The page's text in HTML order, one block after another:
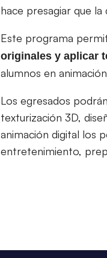
hace presagiar que
Este programa
originales y aplicar
alumnos en
Los egresados
texturización 3D,
animación digital los
entretenimiento,